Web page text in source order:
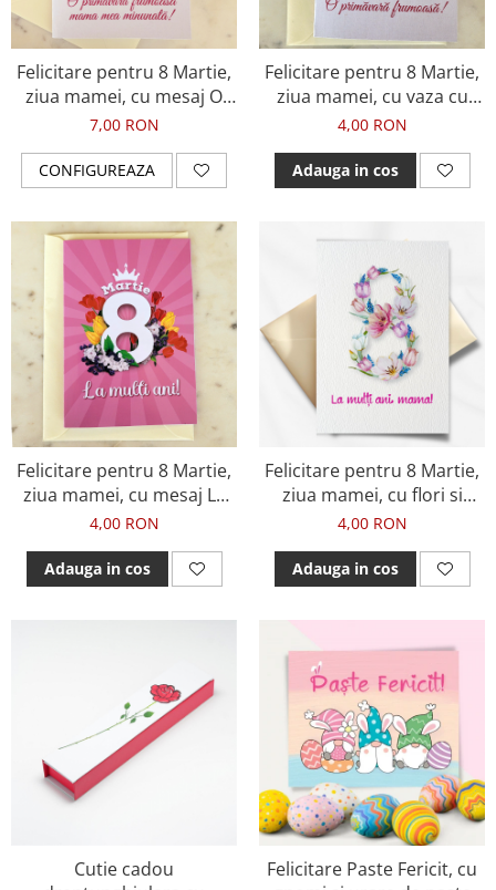
Felicitare pentru 8 Martie,
ziua mamei, cu mesaj O
primavara frumoasa si
7,00 RON
CONFIGUREAZA
Felicitare pentru 8 Martie,
ziua mamei, cu vaza cu
flori si mesaj O primavara
4,00 RON
Adauga in cos
Felicitare pentru 8 Martie,
ziua mamei, cu mesaj La
multi ani
4,00 RON
Adauga in cos
Felicitare pentru 8 Martie,
ziua mamei, cu flori si
mesaj La multi ani
4,00 RON
Adauga in cos
Cutie cadou
Felicitare Paste Fericit, cu